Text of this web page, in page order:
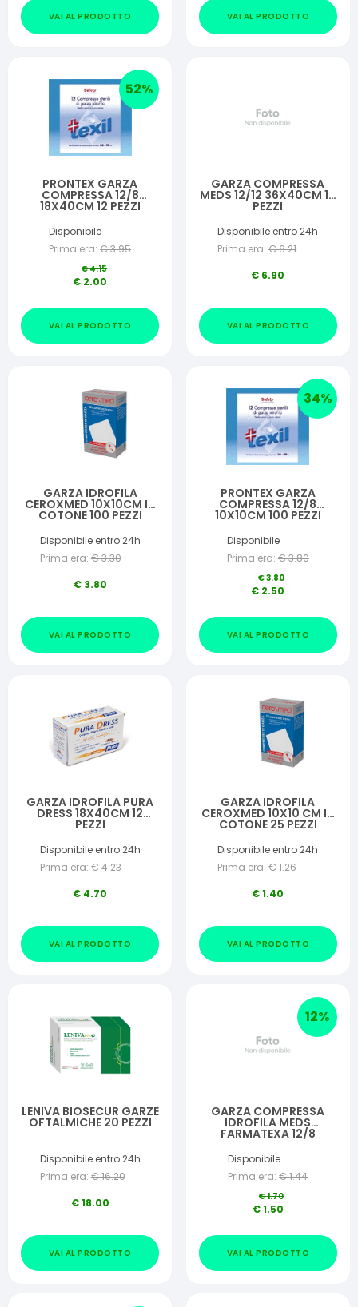
VAI AL PRODOTTO VAI AL PRODOTTO
52%
PRONTEX GARZA
COMPRESSA 12/8
18X40CM 12 PEZZI
Disponibile
Prima era: €3.95
€4.15
€ 2.00
VAI AL PRODOTTO
GARZA COMPRESSA
MEDS 12/12 36X40CM 12
PEZZI
Disponibile entro 24h
Prima era: €6.21
€ 6.90
VAI AL PRODOTTO
GARZA IDROFILA
CEROXMED 10X10CM IN
COTONE 100 PEZZI
Disponibile entro 24h
Prima era: €3.30
€ 3.80
VAI AL PRODOTTO
34%
PRONTEX GARZA
COMPRESSA 12/8
10X10CM 100 PEZZI
Disponibile
Prima era: €3.80
€3.80
€ 2.50
VAI AL PRODOTTO
GARZA IDROFILA PURA
DRESS 18X40CM 12
PEZZI
Disponibile entro 24h
Prima era: €4.23
€ 4.70
VAI AL PRODOTTO
GARZA IDROFILA
CEROXMED 10X10 CM IN
COTONE 25 PEZZI
Disponibile entro 24h
Prima era: €1.26
€1.40
VAI AL PRODOTTO
LENIVA BIOSECUR GARZE
OFTALMICHE 20 PEZZI
Disponibile entro 24h
Prima era: €16.20
€18.00
VAI AL PRODOTTO
12%
GARZA COMPRESSA
IDROFILA MEDS
FARMATEXA 12/8
Disponibile
Prima era: €1.44
€1.70
€1.50
VAI AL PRODOTTO